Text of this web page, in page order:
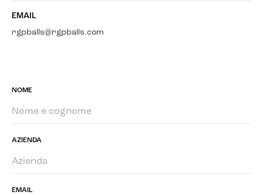
EMAIL
rgpballs@rgpballs.com
NOME
AZIENDA
EMAIL